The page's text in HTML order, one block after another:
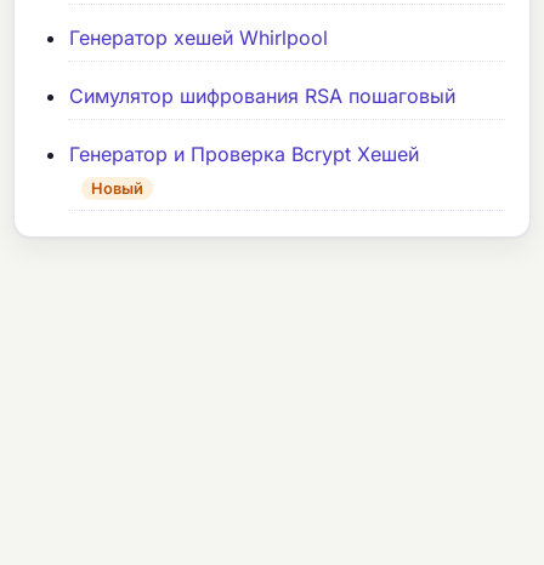
Генератор хешей Whirlpool
Симулятор шифрования RSA пошаговый
Генератор и Проверка Bcrypt Хешей
Новый